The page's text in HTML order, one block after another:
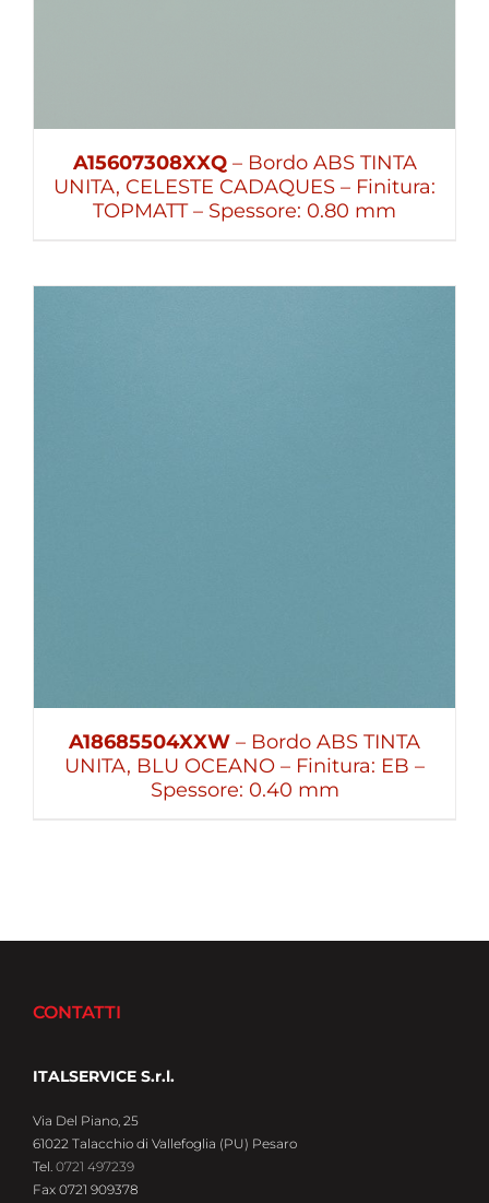
A15607308XXQ – Bordo ABS TINTA
UNITA, CELESTE CADAQUES – Finitura:
TOPMATT – Spessore: 0.80 mm
A18685504XXW – Bordo ABS TINTA
UNITA, BLU OCEANO – Finitura: EB –
Spessore: 0.40 mm
CONTATTI
ITALSERVICE S.r.l.
Via Del Piano, 25
61022 Talacchio di Vallefoglia (PU) Pesaro
Tel. 0721 497239
Fax 0721 909378